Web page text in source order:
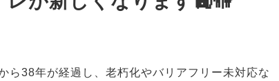
ら38年が経過し、老朽化やバリアフリー未対応な